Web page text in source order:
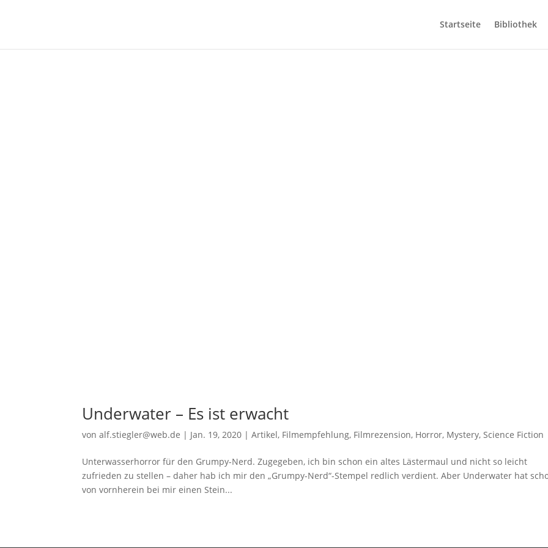
Startseite Bibliothek
Underwater – Es ist erwacht
vonalf.stiegler@web.de | Jan. 19, 2020 |Artikel, Filmempfehlung, Filmrezension, Horror, Mystery, Science Fiction
Unterwasserhorror für den Grumpy-Nerd. Zugegeben, ich bin schon ein altes Lästermaul und nicht so leicht
zufrieden zu stellen – daher hab ich mir den „Grumpy-Nerd“-Stempel redlich verdient. Aber Underwater hat
von vornherein bei mir einen Stein...